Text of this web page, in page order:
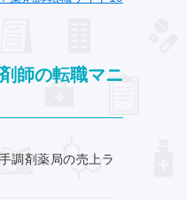
師の転職マニ
調剤薬局の売上ラ